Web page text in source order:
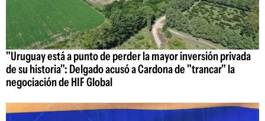
"Uruguay está a punto de perder la mayor inversión privada
de su historia": Delgado acusó a Cardona de "trancar" la
negociación de HIF Global